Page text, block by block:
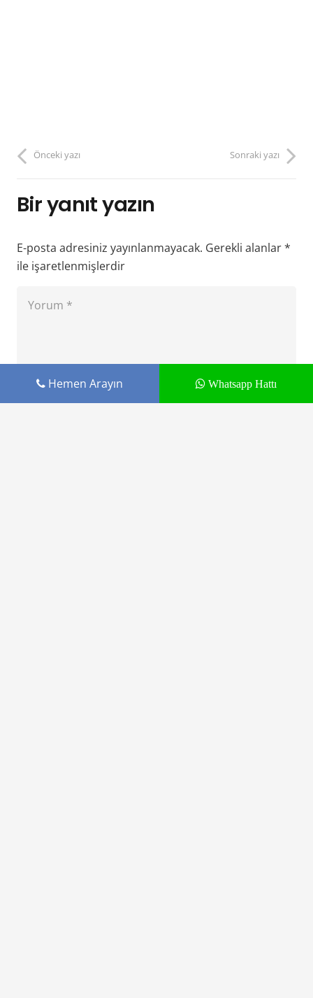
Önceki yazı Sonraki yazı
Bir yanıt yazın
E-posta adresiniz yayınlanmayacak. Gerekli alanlar*
ile işaretlenmişlerdir
Hemen Arayın Whatsapp Hattı